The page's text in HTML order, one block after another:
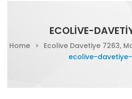
ECOLIVE-
Home > Ecolive Davetiye 7263,
ecolive-